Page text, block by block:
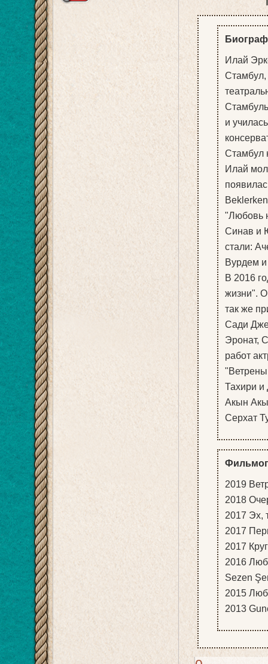
Илай
Стамбул,
и
Стамбул
Илай
"Любовь
Синав и
стали:
Вурдем и
В 2016
жизни".
так же
Сади
Эронат,
работ
Тахири
Акын
Серхат
2019
2018
2017 Эх,
2017
2017
2016
Sezen
2015
2013